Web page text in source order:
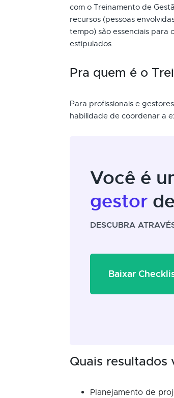
com o Treinamento de
recursos (pessoas
tempo) são essenciais para
estipulados.
Pra quem é o
Para profissionais e
habilidade de coordenar a
Você é
gestor
DESCUBRA
Baixar
Quais resultados
Planejamento de